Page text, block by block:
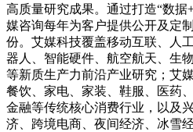
高质量研究成果。通过打造“数据
媒咨询每年为客户提供公开及定
份。艾媒科技覆盖移动互联、人
器人、智能硬件、航空航天、生
等新质生产力前沿产业研究；艾
餐饮、家电、家装、鞋服、医药
金融等传统核心消费行业，以及
济、跨境电商、夜间经济、冰雪